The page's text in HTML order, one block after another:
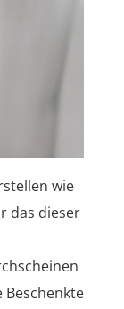
wie
das dieser
Beschenkte